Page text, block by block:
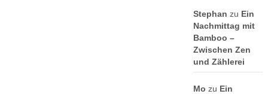
Stephan zu Ein
Nachmittag mit
Bamboo –
Zwischen Zen
und Zählerei
Mo zu Ein